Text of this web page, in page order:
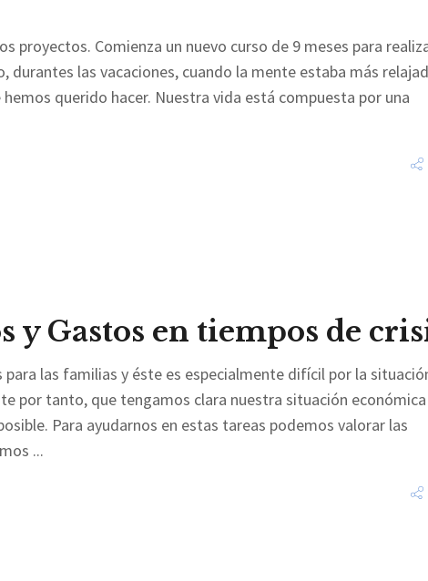
proyectos. Comienza un nuevo curso de 9 meses para
durantes las vacaciones, cuando la mente estaba más
querido hacer. Nuestra vida está compuesta por una
y Gastos en tiempos de
las familias y éste es especialmente difícil por la
por tanto, que tengamos clara nuestra situación económica
Para ayudarnos en estas tareas podemos valorar las